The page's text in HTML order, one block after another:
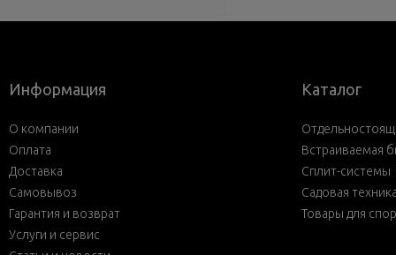
Информация
О компании
Оплата
Доставка
Самовывоз
Гарантия и возврат
Услуги и сервис
Каталог
Встраиваемая
Сплит-системы
Садовая
Товары для